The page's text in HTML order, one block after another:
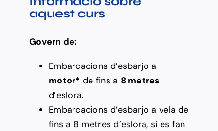
aquest curs
Govern de:
Embarcacions d’esbarjo a
motor* de fins a 8 metres
d’eslora.
Embarcacions d’esbarjo a vela de
fins a 8 metres d’eslora, si es fan